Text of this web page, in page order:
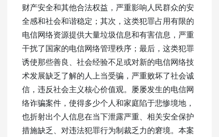
财产安全和其他合法权益，严重影响人民群众的安
全感和社会和谐稳定；其次，这类犯罪占用有限的
电信网络资源提供大量垃圾信息和有害信息，严重
干扰了国家的电信网络管理秩序；最后，这类犯罪
诱使那些善良、社会经验不足或对新的电信网络技
术发展缺乏了解的人上当受骗，严重败坏了社会诚
信，违反社会主义核心价值观。屡屡发生的电信网
络诈骗案件，使得多少个人和家庭陷于悲惨境地，
也折射出个人信息在当下泄露严重、相关安全保护
措施缺乏、对违法犯罪行为制裁乏力的窘境。本案